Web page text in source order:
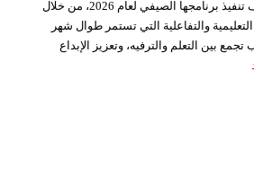
تواصل هيئة الشارقة للمتاحف تنفيذ برنامجها الصيفي لعام 2026، من خلال
والتفاعلية التي تستمر طوال شهر
بين التعلم والترفيه، وتعزيز الإبداع